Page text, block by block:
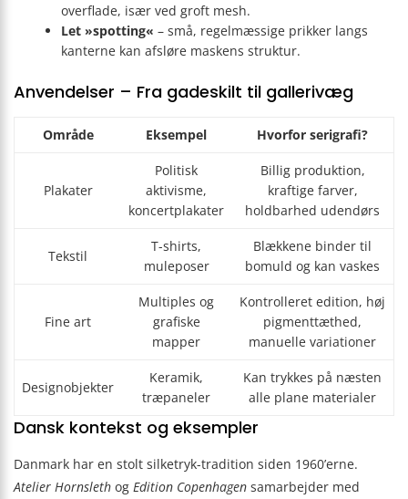
overflade, især ved groft mesh.
Let »spotting« – små, regelmæssige prikker langs
kanterne kan afsløre maskens struktur.
Anvendelser – Fra gadeskilt til gallerivæg
Område Eksempel Hvorfor serigrafi?
Plakater
Politisk
aktivisme,
koncertplakater
Billig produktion,
kraftige farver,
holdbarhed udendørs
Tekstil
T-shirts,
muleposer
Blækkene binder til
bomuld og kan vaskes
Fine art
Multiples og
grafiske
mapper
Kontrolleret edition, høj
pigmenttæthed,
manuelle variationer
Designobjekter
Keramik,
træpaneler
Kan trykkes på næsten
alle plane materialer
Dansk kontekst og eksempler
Danmark har en stolt silketryk-tradition siden 1960’erne.
Atelier Hornsleth og Edition Copenhagen samarbejder med